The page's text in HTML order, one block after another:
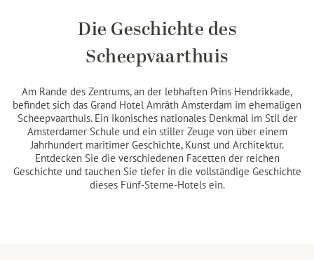
Die Geschichte des
Scheepvaarthuis
Am Rande des Zentrums, an der lebhaften Prins Hendrikkade,
befindet sich das Grand Hotel Amrâth Amsterdam im ehemaligen
Scheepvaarthuis. Ein ikonisches nationales Denkmal im Stil der
Amsterdamer Schule und ein stiller Zeuge von über einem
Jahrhundert maritimer Geschichte, Kunst und Architektur.
Entdecken Sie die verschiedenen Facetten der reichen
Geschichte und tauchen Sie tiefer in die vollständige Geschichte
dieses Fünf-Sterne-Hotels ein.